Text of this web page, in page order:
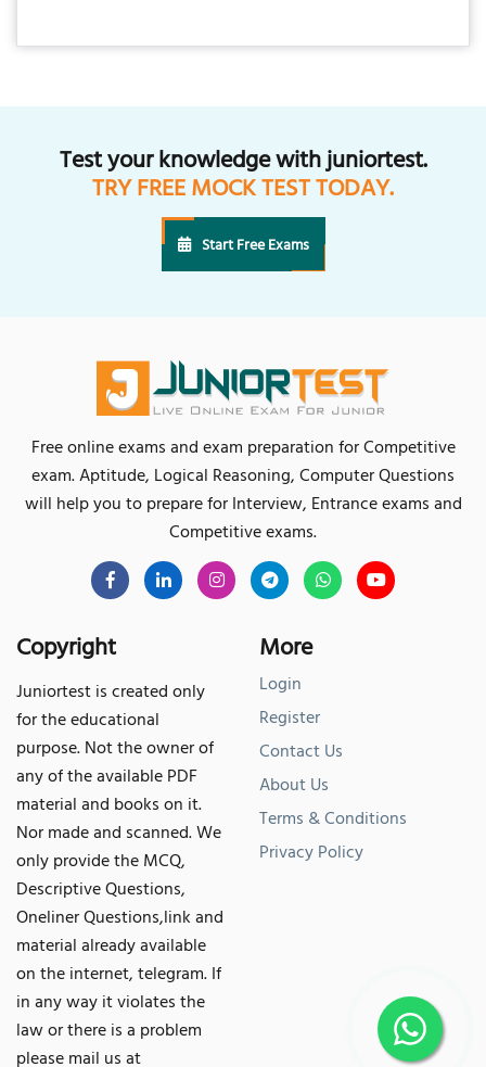
Test your knowledge with juniortest.
TRY FREE MOCK TEST TODAY.
Start Free Exams
Free online exams and exam preparation for Competitive
exam. Aptitude, Logical Reasoning, Computer Questions
will help you to prepare for Interview, Entrance exams and
Competitive exams.
Copyright
Juniortest is created only
for the educational
purpose. Not the owner of
any of the available PDF
material and books on it.
Nor made and scanned. We
only provide the MCQ,
Descriptive Questions,
Oneliner Questions,link and
material already available
on the internet, telegram. If
in any way it violates the
law or there is a problem
please mail us at
More
Login
Register
Contact Us
About Us
Terms & Conditions
Privacy Policy